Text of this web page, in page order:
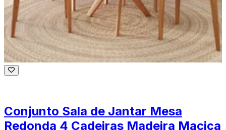
Conjunto Sala de Jantar Mesa
Redonda 4 Cadeiras Madeira Maciça